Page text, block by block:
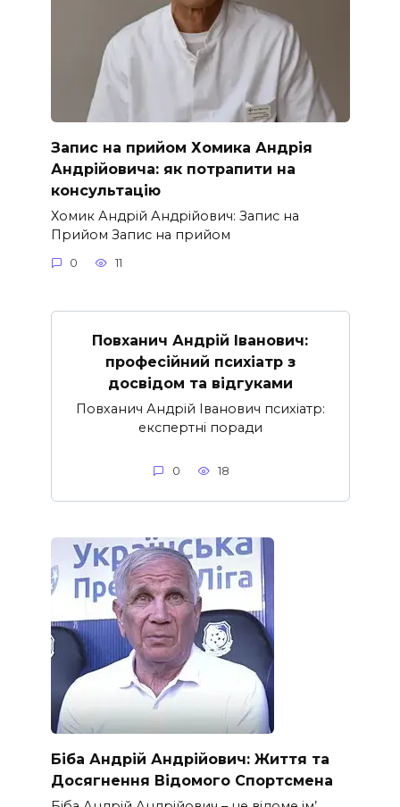
Запис на прийом Хомика Андрія
Андрійовича: як потрапити на
консультацію
Хомик Андрій Андрійович: Запис на
Прийом Запис на прийом
0 11
Повханич Андрій Іванович:
професійний психіатр з
досвідом та відгуками
Повханич Андрій Іванович психіатр:
експертні поради
0 18
Біба Андрій Андрійович: Життя та
Досягнення Відомого Спортсмена